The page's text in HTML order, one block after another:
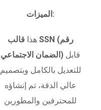
الميزات:
هذا قالب SSN (رقم
الضمان الاجتماعي)
للتعديل بالكامل وبتصميم
عالي الدقة، تم إنشاؤه
للمحترفين والمطورين